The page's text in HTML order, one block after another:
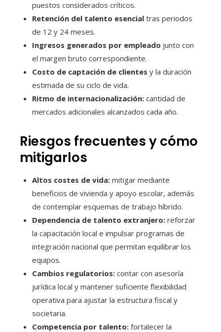
puestos considerados críticos.
Retención del talento esencial tras periodos
de 12 y 24 meses.
Ingresos generados por empleado junto con
el margen bruto correspondiente.
Costo de captación de clientes y la duración
estimada de su ciclo de vida.
Ritmo de internacionalización: cantidad de
mercados adicionales alcanzados cada año.
Riesgos frecuentes y cómo
mitigarlos
Altos costes de vida: mitigar mediante
beneficios de vivienda y apoyo escolar, además
de contemplar esquemas de trabajo híbrido.
Dependencia de talento extranjero: reforzar
la capacitación local e impulsar programas de
integración nacional que permitan equilibrar los
equipos.
Cambios regulatorios: contar con asesoría
jurídica local y mantener suficiente flexibilidad
operativa para ajustar la estructura fiscal y
societaria.
Competencia por talento: fortalecer la